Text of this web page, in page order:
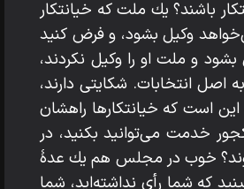
باشند؟ يك ملت كه خيانتكار
وكيل بشود، و فرض كنيد
و ملت او را وكيل نكردند،
اصل انتخابات. شكايتى دارند،
است كه خيانتكارها راهشان
خدمت مى‌توانيد بكنيد، در
خوب در مجلس هم يك عدۀ
كه شما رأى نداشته‌ايد، شما